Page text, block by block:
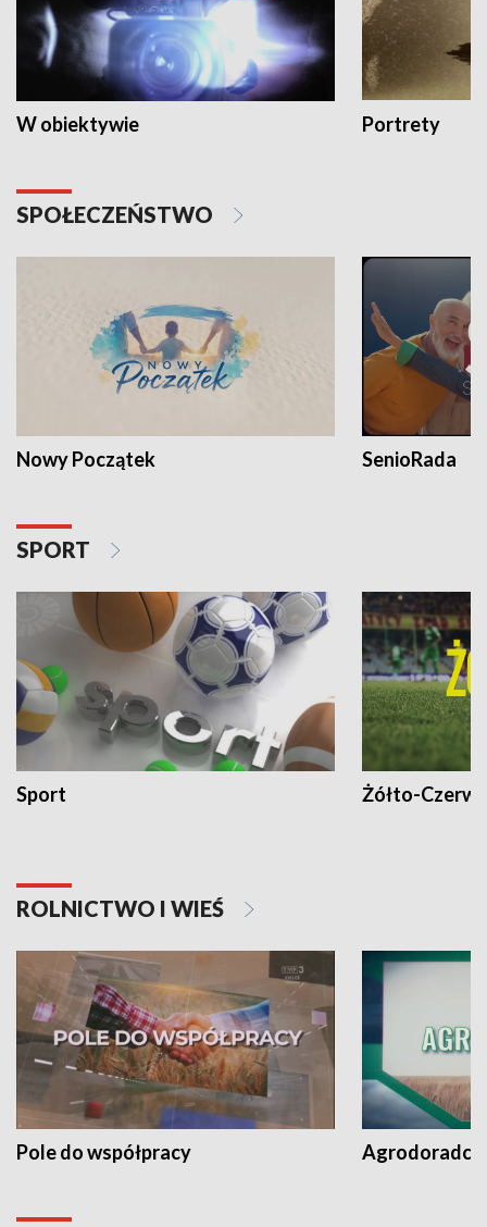
W obiektywie Portrety
SPOŁECZEŃSTWO
Nowy Początek SenioRada
SPORT
Sport Żółto-
ROLNICTWO I WIEŚ
Pole do współpracy Agrodoradcy